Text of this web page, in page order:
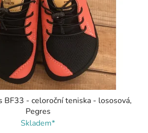
BF33 - celoroční teniska - lososová,
Pegres
Skladem*